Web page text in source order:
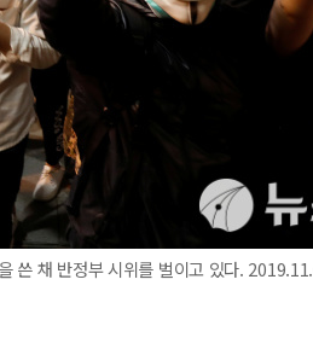
쓴 채 반정부 시위를 벌이고 있다.